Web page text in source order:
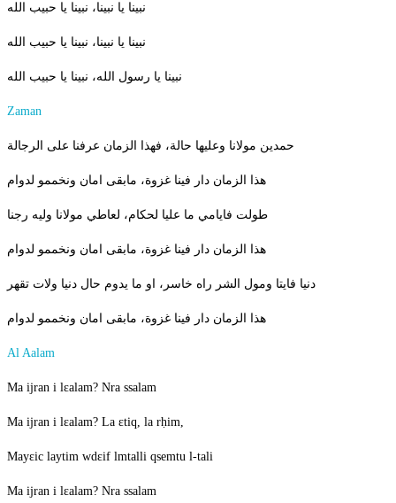
نبينا يا نبينا، نبينا يا حبيب الله
نبينا يا نبينا، نبينا يا حبيب الله
نبينا يا رسول الله، نبينا يا حبيب الله
Zaman
حمدين مولانا وعليها حالة، فهذا الزمان عرفنا على الرجالة
هذا الزمان دار فينا غزوة، مابقى امان ونخممو لدوام
طولت فايامي ما عليا لحكام، لعاطي مولانا وليه رجنا
هذا الزمان دار فينا غزوة، مابقى امان ونخممو لدوام
دنيا فايتا ومول الشر راه خاسر، او ما يدوم حال دنيا ولات تقهر
هذا الزمان دار فينا غزوة، مابقى امان ونخممو لدوام
Al Aalam
Ma ijran i lɛalam? Nra ssalam
Ma ijran i lɛalam? La ɛtiq, la rḥim,
Mayɛic laytim wdɛif lmtalli qsemtu l-tali
Ma ijran i lɛalam? Nra ssalam